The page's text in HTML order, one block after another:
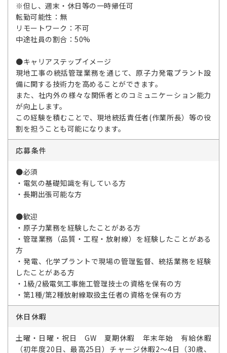
※但し、週末・休日等の一時帰任可
転勤可能性：無
リモートワーク：不可
中途社員の割合：50%
●キャリアステップイメージ
現地工事の統括管理業務を通じて、原子力発電プラント設
備に関する技術力を高めることができます。
また、社内外の様々な関係者とのコミュニケーション能力
が向上します。
この経験を積むことで、現地統括責任者(作業所長）等の役
割を担うことも可能になります。
応募条件
●必須
・電気の基礎知識を有している方
・長期出張可能な方
●歓迎
・原子力業務を経験したことがある方
・管理業務（品質・工程・放射線）を経験したことがある
方
・発電、化学プラントで現場の管理監督、統括業務を経験
したことがある方
・1級/2級電気工事施工管理技士の資格を保有の方
・第1種/第2種放射線取扱主任者の資格を保有の方
休日休暇
土曜・日曜・祝日 GW 夏期休暇 年末年始 有給休暇
（初年度20日、最高25日）チャージ休暇2～4日（30歳、